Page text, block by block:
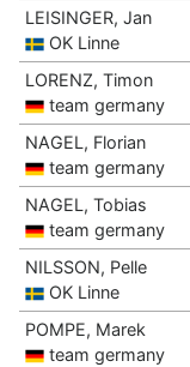
LEISINGER, Jan
OK Linne
LORENZ, Timon
team germany
NAGEL, Florian
team germany
NAGEL, Tobias
team germany
NILSSON, Pelle
OK Linne
POMPE, Marek
team germany